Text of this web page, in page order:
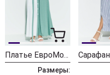
Платье ЕвроМода 691 бирюзовый
Размеры: